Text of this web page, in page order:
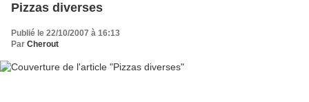
Pizzas diverses
Publié le 22/10/2007 à 16:13
Par Cherout